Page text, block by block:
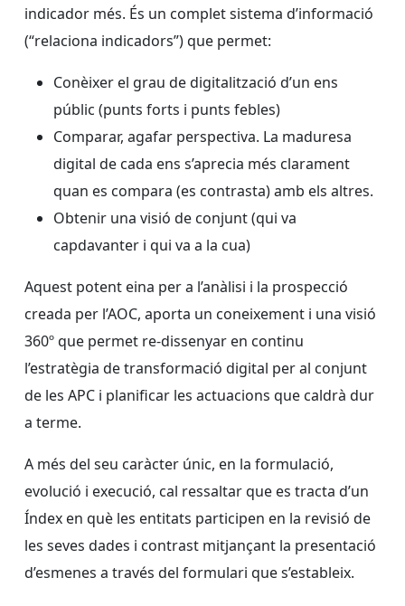
indicador més. És un complet sistema d’informació
(“relaciona indicadors”) que permet:
Conèixer el grau de digitalització d’un ens
públic (punts forts i punts febles)
Comparar, agafar perspectiva. La maduresa
digital de cada ens s’aprecia més clarament
quan es compara (es contrasta) amb els altres.
Obtenir una visió de conjunt (qui va
capdavanter i qui va a la cua)
Aquest potent eina per a l’anàlisi i la prospecció
creada per l’AOC, aporta un coneixement i una visió
360º que permet re-dissenyar en continu
l’estratègia de transformació digital per al conjunt
de les APC i planificar les actuacions que caldrà dur
a terme.
A més del seu caràcter únic, en la formulació,
evolució i execució, cal ressaltar que es tracta d’un
Índex en què les entitats participen en la revisió de
les seves dades i contrast mitjançant la presentació
d’esmenes a través del formulari que s’estableix.